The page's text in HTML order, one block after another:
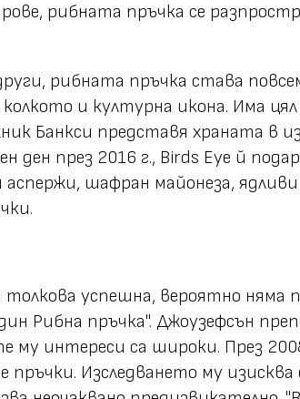
рибната пръчка се
рибната пръчка става
и културна икона. Има цял
Банкси представя храната в
ден през 2016 г., Birds Eye й
шафран майонеза,
успешна, вероятно няма
Рибна пръчка". Джоузефсън
му интереси са широки. През
Изследването му